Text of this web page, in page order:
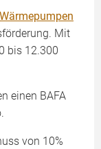
Wärmepumpen
Mit
bis 12.300
einen BAFA
von 10%